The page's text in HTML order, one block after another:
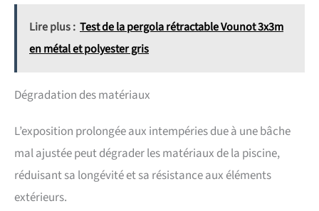
Lire plus : Test de la pergola rétractable Vounot 3x3m
en métal et polyester gris
Dégradation des matériaux
L’exposition prolongée aux intempéries due à une bâche
mal ajustée peut dégrader les matériaux de la piscine,
réduisant sa longévité et sa résistance aux éléments
extérieurs.